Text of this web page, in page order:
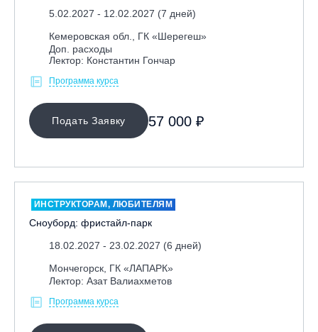
5.02.2027 - 12.02.2027 (7 дней)
Кемеровская обл., ГК «Шерегеш»
Доп. расходы
Лектор: Константин Гончар
Программа курса
Подать Заявку 57 000 ₽
ИНСТРУКТОРАМ, ЛЮБИТЕЛЯМ
Сноуборд: фристайл-парк
18.02.2027 - 23.02.2027 (6 дней)
Мончегорск, ГК «ЛАПАРК»
Лектор: Азат Валиахметов
Программа курса